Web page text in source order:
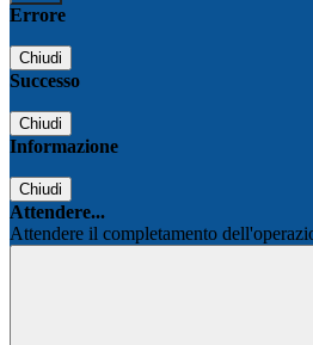
Errore
Chiudi
Successo
Chiudi
Informazione
Chiudi
Attendere...
Attendere il completamento